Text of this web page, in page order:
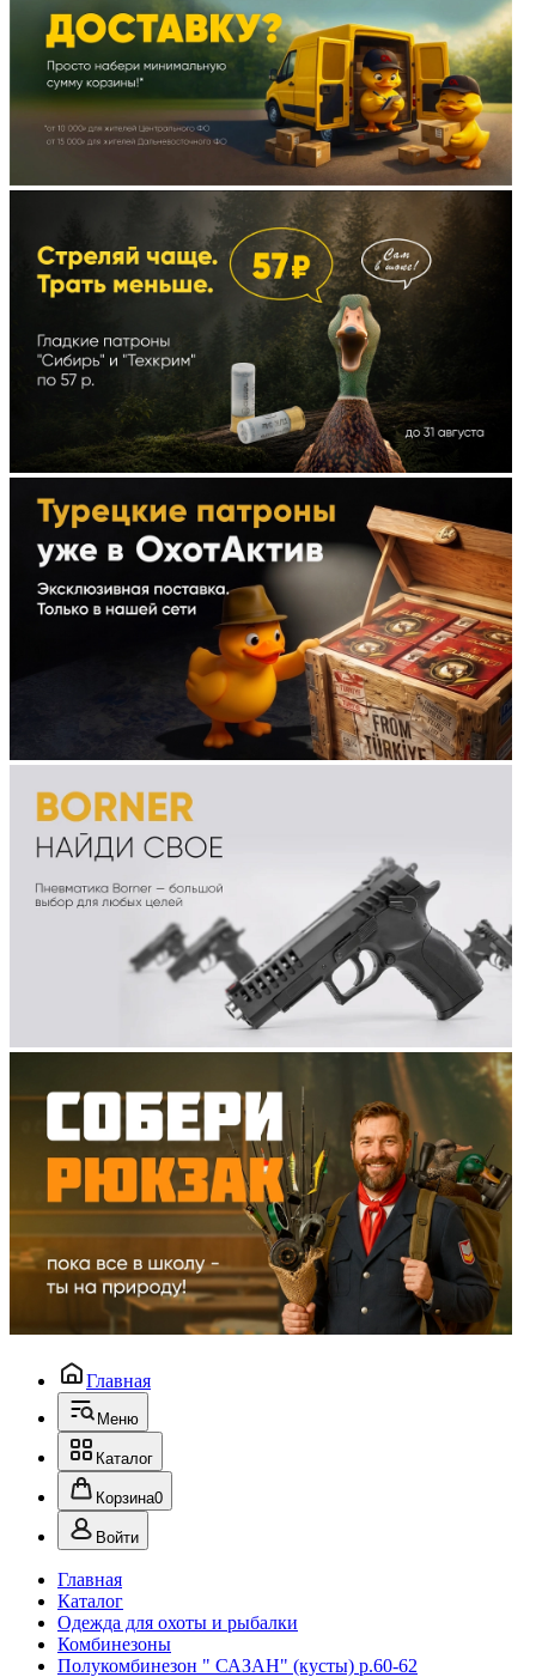
Главная
Меню
Каталог
Корзина0
Войти
Главная
Каталог
Одежда для охоты и рыбалки
Комбинезоны
Полукомбинезон " САЗАН" (кусты) р.60-62